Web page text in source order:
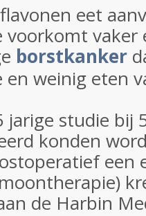
eet
vaker
borstkanker
weinig eten
studie bij
konden
een
de Harbin